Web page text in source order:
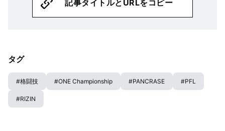
記事タイトルとURLをコピー
タグ
#格闘技 #ONE Championship #PANCRASE #PFL
#RIZIN